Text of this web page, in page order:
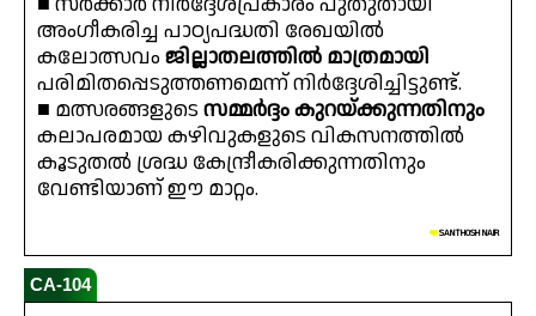
അംഗീകരിച്ച പാഠ്യപദ്ധതി രേഖയിൽ
കലോത്സവം ജില്ലാതലത്തിൽ മാത്രമായി
പരിമിതപ്പെടുത്തണമെന്ന് നിർദ്ദേശിച്ചിട്ടുണ്ട്.
■ മത്സരങ്ങളുടെ സമ്മർദ്ദം കുറയ്ക്കുന്നതിനും
കലാപരമായ കഴിവുകളുടെ വികസനത്തിൽ
കൂടുതൽ ശ്രദ്ധ കേന്ദ്രീകരിക്കുന്നതിനും
വേണ്ടിയാണ് ഈ മാറ്റം.
❤️SANTHOSH NAIR
CA-104